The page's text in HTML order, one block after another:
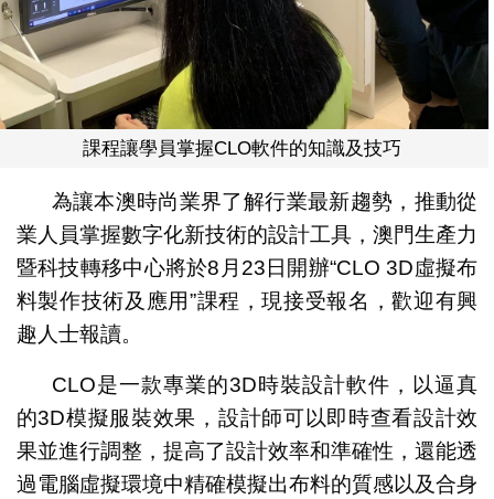
課程讓學員掌握CLO軟件的知識及技巧
為讓本澳時尚業界了解行業最新趨勢，推動從
業人員掌握數字化新技術的設計工具，澳門生產力
暨科技轉移中心將於8月23日開辦“CLO 3D虛擬布
料製作技術及應用”課程，現接受報名，歡迎有興
趣人士報讀。
CLO是一款專業的3D時裝設計軟件，以逼真
的3D模擬服裝效果，設計師可以即時查看設計效
果並進行調整，提高了設計效率和準確性，還能透
過電腦虛擬環境中精確模擬出布料的質感以及合身